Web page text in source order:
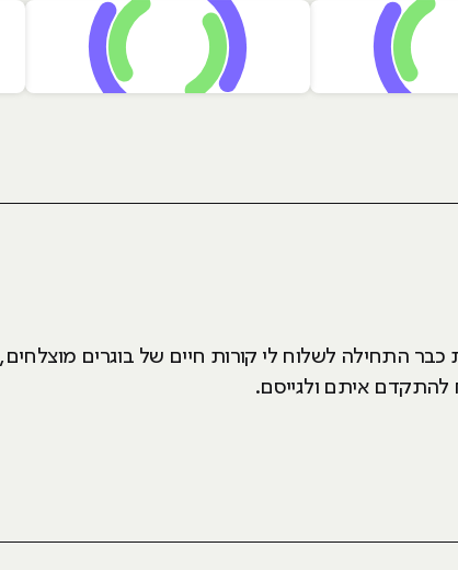
כבר התחילה לשלוח לי קורות חיים של בוגרים מוצלחים,
להתקדם איתם ולגייסם.